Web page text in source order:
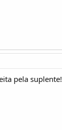
pela suplente!